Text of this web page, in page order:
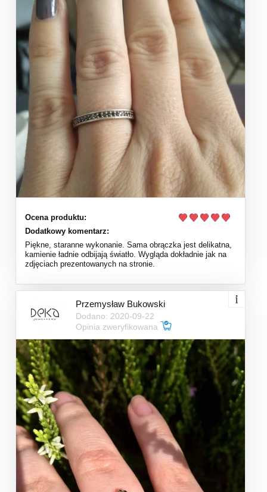
Ocena produktu:
Dodatkowy komentarz:
Piękne, staranne wykonanie. Sama obrączka jest delikatna,
kamienie ładnie odbijają światło. Wygląda dokładnie jak na
zdjęciach prezentowanych na stronie.
Przemysław Bukowski
Dodano: 2020-09-22
Opinia zweryfikowana